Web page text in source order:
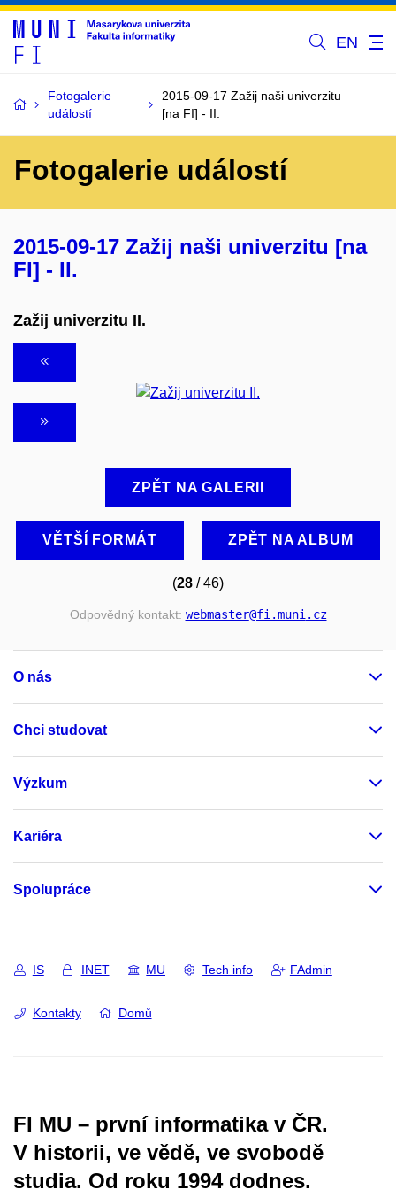
EN
Fotogalerie
událostí
2015-09-17 Zažij naši univerzitu
[na FI] - II.
Fotogalerie událostí
2015-09-17 Zažij naši univerzitu [na
FI] - II.
Zažij univerzitu II.
ZPĚT NA GALERII
VĚTŠÍ FORMÁT ZPĚT NA ALBUM
(28 / 46)
Odpovědný kontakt: webmaster@fi.muni.cz
O nás
Chci studovat
Výzkum
Kariéra
Spolupráce
IS INET MU Tech info FAdmin
Kontakty Domů
FI MU – první informatika v ČR.
V historii, ve vědě, ve svobodě
studia. Od roku 1994 dodnes.